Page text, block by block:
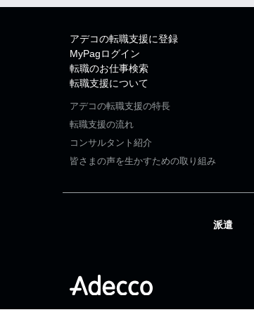
アデコの転職支援に登録
MyPagログイン
転職のお仕事検索
転職支援について
アデコの転職支援の特長
転職支援の流れ
コンサルタント紹介
皆さまの声を生かすための取り組み
派遣